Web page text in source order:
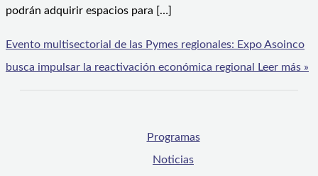
podrán adquirir espacios para […]
Evento multisectorial de las Pymes regionales: Expo Asoinco
busca impulsar la reactivación económica regional
Leer más »
Programas
Noticias